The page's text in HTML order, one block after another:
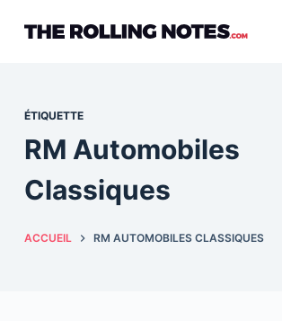
ÉTIQUETTE
RM Automobiles
Classiques
ACCUEIL RM AUTOMOBILES CLASSIQUES